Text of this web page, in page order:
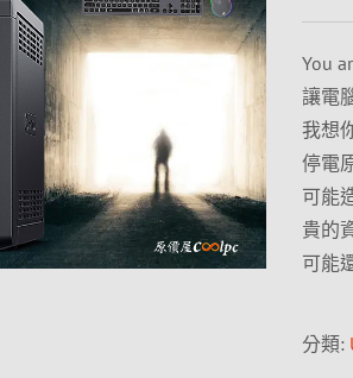
You
讓電
我想
停電
可能
貴的
可能
分類: